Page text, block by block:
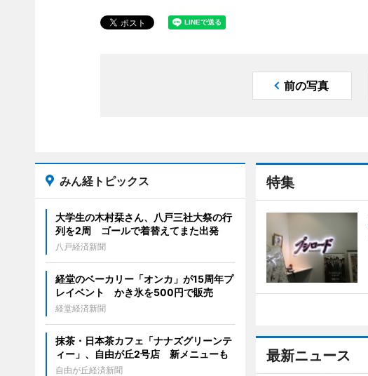
前の写真
特集
最新ニュース
みん経トピックス
大学生の木村栞さん、八戸三社大祭の行
列を2周 ゴールで着替えてまた出発
八戸経済新聞
経堂のベーカリー「オンカ」が15周年プ
レイベント かき氷を500円で販売
経堂経済新聞
抹茶・日本茶カフェ「ナナズグリーンテ
ィー」、自由が丘2号店 新メニューも
自由が丘経済新聞